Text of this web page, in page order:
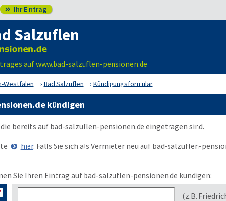
 Ihr Eintrag
Salzuflen
auf www.bad-salzuflen-pensionen.de
Westfalen Bad Salzuflen Kündigungsformular
kündigen
bereits auf bad-salzuflen-pensionen.de eingetragen sind.
hier. Falls Sie sich als Vermieter neu auf bad-salzuflen-
Sie Ihren Eintrag auf bad-salzuflen-pensionen.de kündigen:
(z.B.